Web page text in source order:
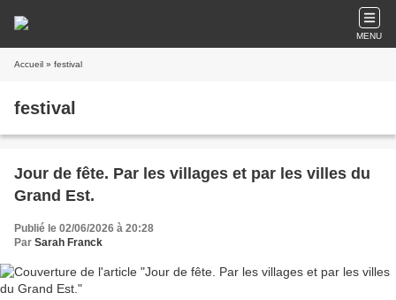
MENU
Accueil » festival
festival
Jour de fête. Par les villages et par les villes du
Grand Est.
Publié le 02/06/2026 à 20:28
Par Sarah Franck